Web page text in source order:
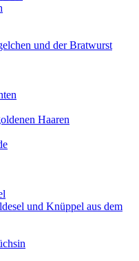
und der Bratwurst
Haaren
und Knüppel aus dem